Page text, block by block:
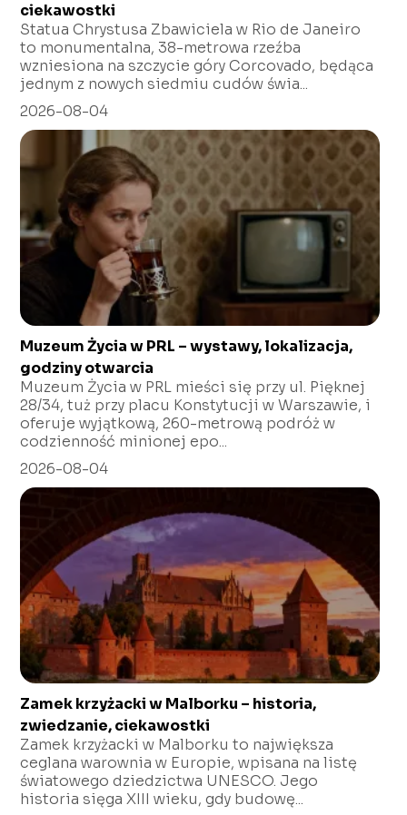
ciekawostki
Statua Chrystusa Zbawiciela w Rio de Janeiro
to monumentalna, 38-metrowa rzeźba
wzniesiona na szczycie góry Corcovado, będąca
jednym z nowych siedmiu cudów świa...
2026-08-04
Muzeum Życia w PRL – wystawy, lokalizacja,
godziny otwarcia
Muzeum Życia w PRL mieści się przy ul. Pięknej
28/34, tuż przy placu Konstytucji w Warszawie, i
oferuje wyjątkową, 260-metrową podróż w
codzienność minionej epo...
2026-08-04
Zamek krzyżacki w Malborku – historia,
zwiedzanie, ciekawostki
Zamek krzyżacki w Malborku to największa
ceglana warownia w Europie, wpisana na listę
światowego dziedzictwa UNESCO. Jego
historia sięga XIII wieku, gdy budowę...